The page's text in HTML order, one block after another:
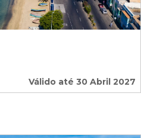
Válido até 30 Abril 2027